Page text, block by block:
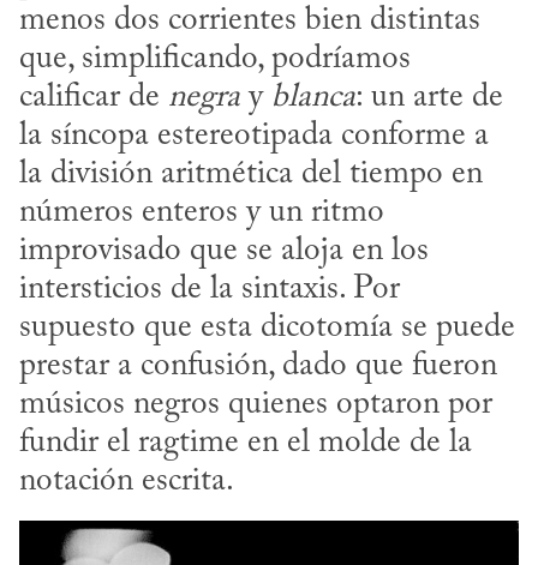
menos dos corrientes bien distintas
que, simplificando, podríamos
calificar de negra y blanca: un arte de
la síncopa estereotipada conforme a
la división aritmética del tiempo en
números enteros y un ritmo
improvisado que se aloja en los
intersticios de la sintaxis. Por
supuesto que esta dicotomía se puede
prestar a confusión, dado que fueron
músicos negros quienes optaron por
fundir el ragtime en el molde de la
notación escrita.